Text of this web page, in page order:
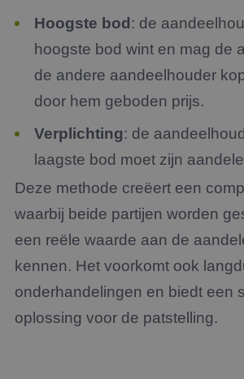
Hoogste bod : de
hoogste bod wint en mag de
de andere aandeelhouder
door hem geboden prijs.
Verplichting: de
laagste bod moet zijn
Deze methode creëert een
waarbij beide partijen worden
een reële waarde aan de
kennen. Het voorkomt ook
onderhandelingen en biedt een
oplossing voor de patstelling.